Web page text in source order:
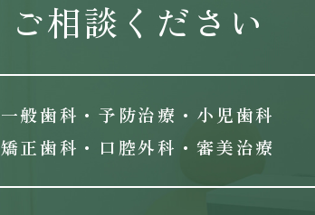
ご相談ください
一般歯科・予防治療・小児歯科
矯正歯科・口腔外科・審美治療